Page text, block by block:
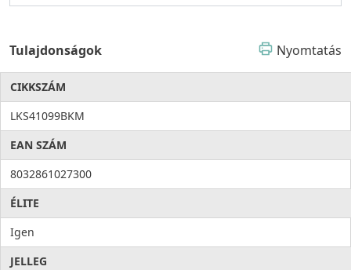
Tulajdonságok Nyomtatás
CIKKSZÁM
LKS41099BKM
EAN SZÁM
8032861027300
ÉLITE
Igen
JELLEG